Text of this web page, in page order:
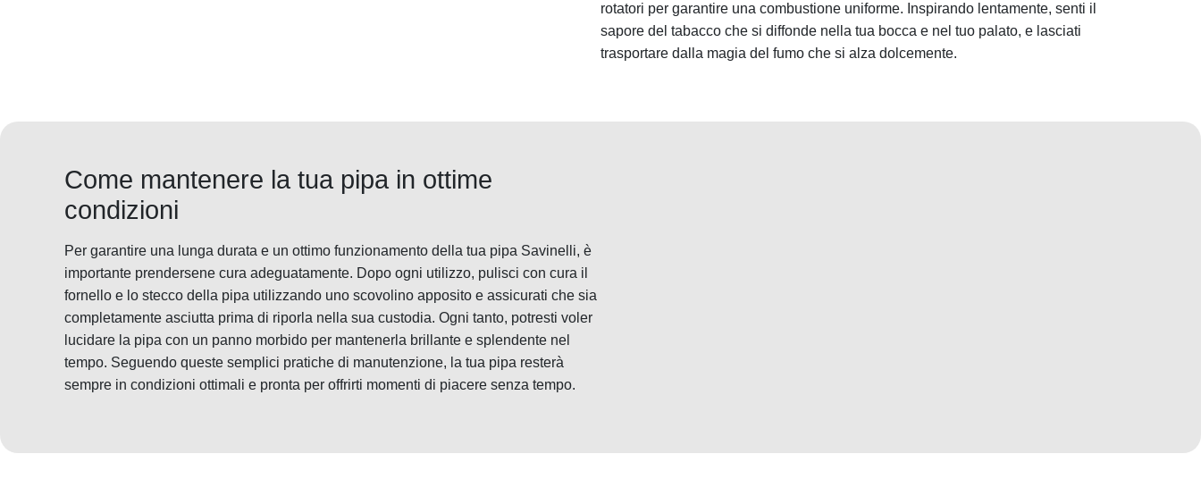
rotatori per garantire una combustione uniforme. Inspirando lentamente, senti il
sapore del tabacco che si diffonde nella tua bocca e nel tuo palato, e lasciati
trasportare dalla magia del fumo che si alza dolcemente.
Come mantenere la tua pipa in ottime
condizioni
Per garantire una lunga durata e un ottimo funzionamento della tua pipa Savinelli, è
importante prendersene cura adeguatamente. Dopo ogni utilizzo, pulisci con cura il
fornello e lo stecco della pipa utilizzando uno scovolino apposito e assicurati che sia
completamente asciutta prima di riporla nella sua custodia. Ogni tanto, potresti voler
lucidare la pipa con un panno morbido per mantenerla brillante e splendente nel
tempo. Seguendo queste semplici pratiche di manutenzione, la tua pipa resterà
sempre in condizioni ottimali e pronta per offrirti momenti di piacere senza tempo.